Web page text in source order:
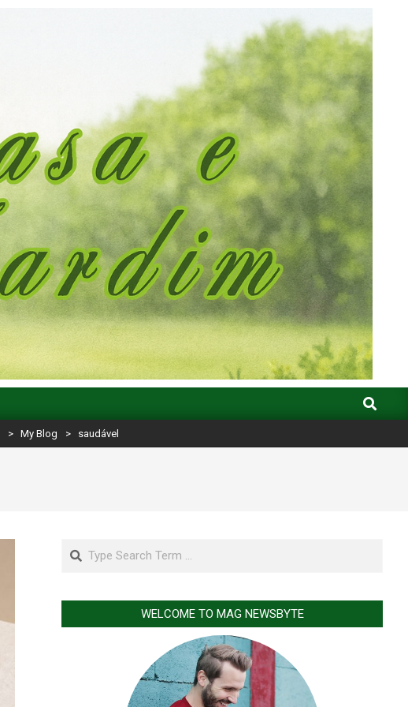
Search
> My Blog > saudável
Search
WELCOME TO MAG NEWSBYTE